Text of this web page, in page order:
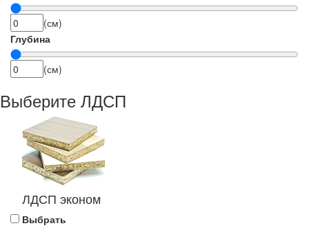
(см)
Глубина
(см)
Выберите ЛДСП
ЛДСП эконом
Выбрать